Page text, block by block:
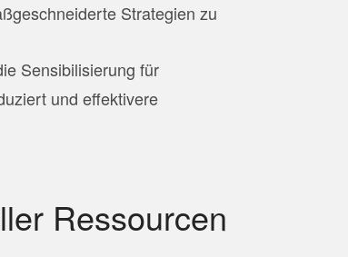
Strategien zu
Sensibilisierung für
und effektivere
Ressourcen